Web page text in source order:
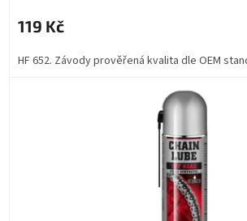
119 Kč
HF 652. Závody prověřená kvalita dle OEM